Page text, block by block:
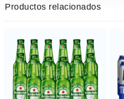
Productos relacionados